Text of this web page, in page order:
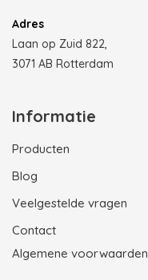
Adres
Laan op Zuid 822,
3071 AB Rotterdam
Informatie
Producten
Blog
Veelgestelde vragen
Contact
Algemene voorwaarden